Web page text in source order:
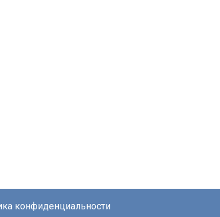
конфиденциальности